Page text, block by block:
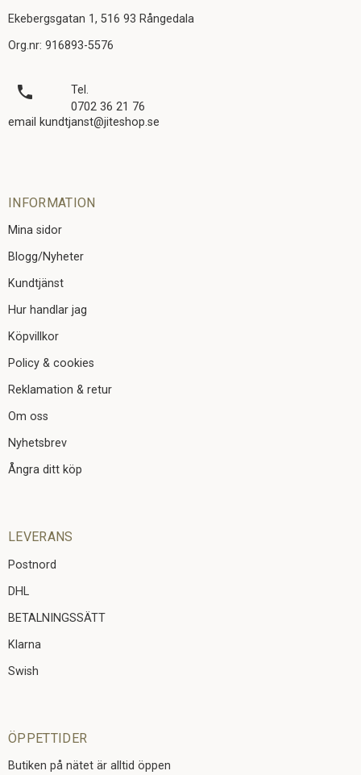
Ekebergsgatan 1, 516 93 Rångedala
Org.nr: 916893-5576
local_phone
Tel.
0702 36 21 76
email kundtjanst@jiteshop.se
INFORMATION
Mina sidor
Blogg/Nyheter
Kundtjänst
Hur handlar jag
Köpvillkor
Policy & cookies
Reklamation & retur
Om oss
Nyhetsbrev
Ångra ditt köp
LEVERANS
Postnord
DHL
BETALNINGSSÄTT
Klarna
Swish
ÖPPETTIDER
Butiken på nätet är alltid öppen